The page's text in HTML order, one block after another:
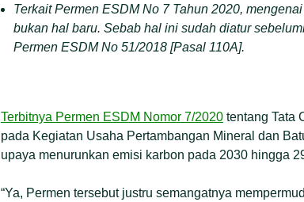
Terkait Permen ESDM No 7 Tahun 2020,
bukan hal baru. Sebab hal ini sudah diatur
Permen ESDM No 51/2018 [Pasal 110A].
Terbitnya Permen ESDM Nomor 7/2020 tentang Tata
pada Kegiatan Usaha Pertambangan Mineral dan
upaya menurunkan emisi karbon pada 2030 hingga
“Ya, Permen tersebut justru semangatnya